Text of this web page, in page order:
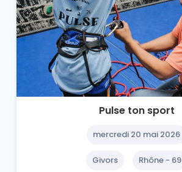
Pulse ton sport
mercredi 20 mai 2026
Givors Rhône - 69